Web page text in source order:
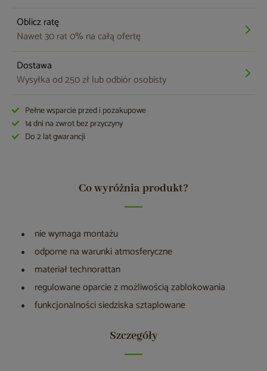
Oblicz ratę
Nawet 30 rat 0% na całą ofertę
Dostawa
Wysyłka od 250 zł lub odbiór osobisty
Pełne wsparcie przed i pozakupowe
14 dni na zwrot bez przyczyny
Do 2 lat gwarancji
Co wyróżnia produkt?
nie wymaga montażu
odporne na warunki atmosferyczne
materiał technorattan
regulowane oparcie z możliwością zablokowania
funkcjonalności siedziska sztaplowane
Szczegóły